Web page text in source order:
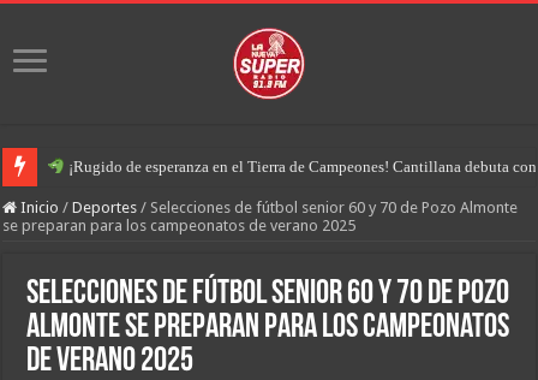
¡Rugido de esperanza en el Tierra de Campeones! Cantillana debuta
Inicio / Deportes / Selecciones de fútbol senior 60 y 70 de Pozo Almonte
se preparan para los campeonatos de verano 2025
Selecciones de fútbol senior 60 y 70 de Pozo
Almonte se preparan para los campeonatos
de verano 2025